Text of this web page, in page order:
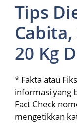
Tips
20 Kg
* Fakta atau
informasi yang
Fact Check
mengetikkan